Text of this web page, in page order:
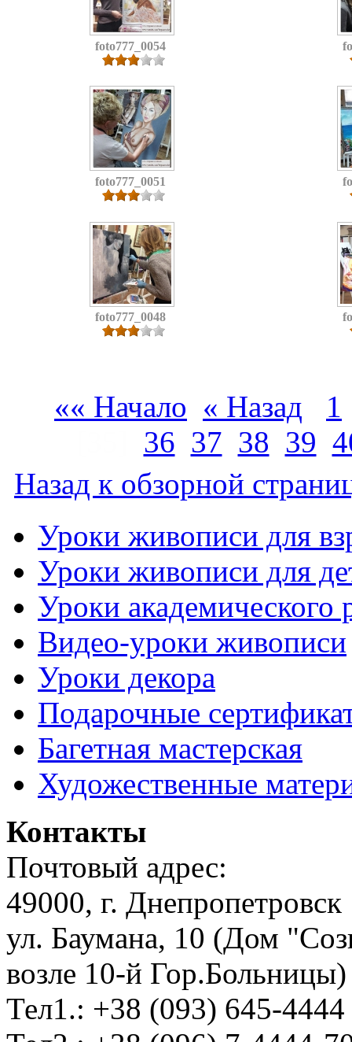
foto777_0054
foto777_0051
foto777_0048
«« Начало « Назад
1
36 37 38 39
Назад к обзорной
Уроки живописи для
Уроки живописи для
Уроки академического
Видео-уроки живописи
Уроки декора
Подарочные
Багетная мастерская
Художественные
Контакты
Почтовый адрес:
49000, г. Днепропетровск
ул. Баумана, 10 (Дом
возле 10-й Гор.Больницы)
Тел1.: +38 (093) 645-4444